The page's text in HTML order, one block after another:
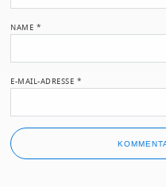
NAME *
E-MAIL-ADRESSE *